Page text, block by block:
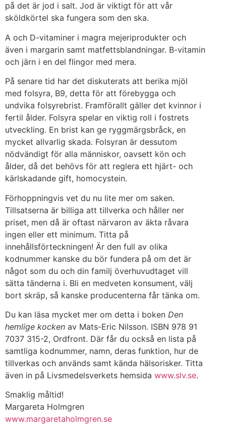
på det är jod i salt. Jod är viktigt för att vår
sköldkörtel ska fungera som den ska.
A och D-vitaminer i magra mejeriprodukter och
även i margarin samt matfettsblandningar. B-vitamin
och järn i en del flingor med mera.
På senare tid har det diskuterats att berika mjöl
med folsyra, B9, detta för att förebygga och
undvika folsyrebrist. Framförallt gäller det kvinnor i
fertil ålder. Folsyra spelar en viktig roll i fostrets
utveckling. En brist kan ge ryggmärgsbråck, en
mycket allvarlig skada. Folsyran är dessutom
nödvändigt för alla människor, oavsett kön och
ålder, då det behövs för att reglera ett hjärt- och
kärlskadande gift, homocystein.
Förhoppningvis vet du nu lite mer om saken.
Tillsatserna är billiga att tillverka och håller ner
priset, men då är oftast närvaron av äkta råvara
ingen eller ett minimum. Titta på
innehållsförteckningen! Är den full av olika
kodnummer kanske du bör fundera på om det är
något som du och din familj överhuvudtaget vill
sätta tänderna i. Bli en medveten konsument, välj
bort skräp, så kanske producenterna får tänka om.
Du kan läsa mycket mer om detta i boken Den
hemlige kocken av Mats-Eric Nilsson. ISBN 978 91
7037 315-2, Ordfront. Där får du också en lista på
samtliga kodnummer, namn, deras funktion, hur de
tillverkas och används samt kända hälsorisker. Titta
även in på Livsmedelsverkets hemsida www.slv.se.
Smaklig måltid!
Margareta Holmgren
www.margaretaholmgren.se